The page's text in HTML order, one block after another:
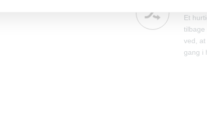
Et
tilbage
ved,
gang i